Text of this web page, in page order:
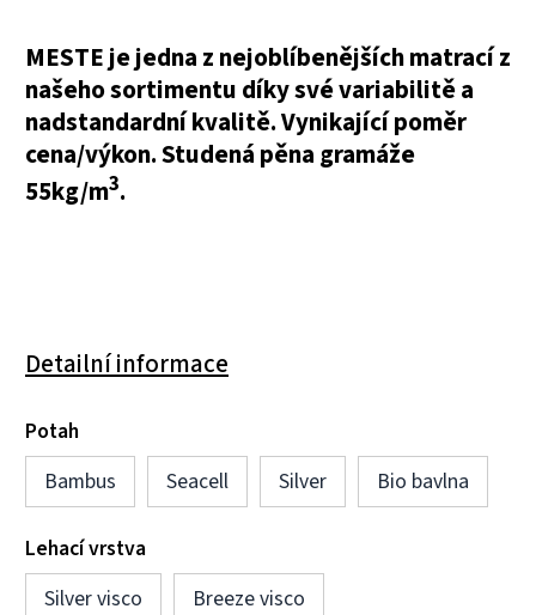
MESTE je jedna z nejoblíbenějších matrací z
našeho sortimentu díky své variabilitě a
nadstandardní kvalitě. Vynikající poměr
cena/výkon. Studená pěna gramáže
55kg/m3.
Detailní informace
Potah
Bambus
Seacell Silver Bio bavlna
Lehací vrstva
Silver visco
Breeze visco